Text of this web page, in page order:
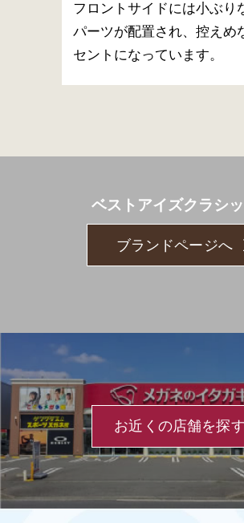
フロントサイドには小ぶり
パーツが配置され、控えめ
セントになっています。
ベストアイズクラシ
ブランドページへ
お近くの店舗を探す